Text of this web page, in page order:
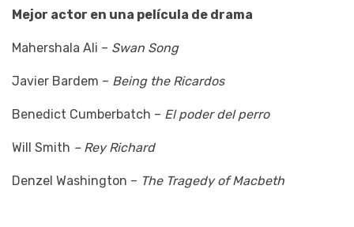
Mejor actor en una película de drama
Mahershala Ali – Swan Song
Javier Bardem – Being the Ricardos
Benedict Cumberbatch – El poder del perro
Will Smith – Rey Richard
Denzel Washington – The Tragedy of Macbeth